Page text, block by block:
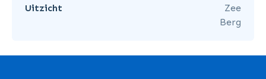
Uitzicht
Zee
Berg